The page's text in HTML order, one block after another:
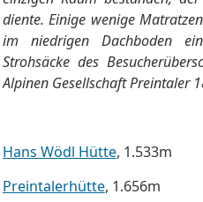
diente. Einige wenige
im niedrigen Dachboden
Strohsäcke des
Alpinen Gesellschaft Preintaler
Hans Wödl Hütte, 1.533m
Preintalerhütte, 1.656m